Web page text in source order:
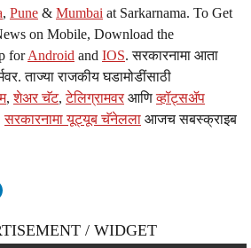
, Pune & Mumbai at Sarkarnama. To Get
on Mobile, Download the
forAndroid and IOS. सरकारनामा आता
ताज्या राजकीय घडामोडींसाठी
,शेअर चॅट,टेलिग्रामवर आणिव्हॉट्सॲप
सरकारनामा यूट्यूब चॅनेलला आजच सबस्क्राइब
/ WIDGET